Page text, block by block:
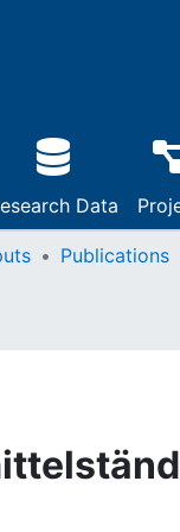
Data
Publications